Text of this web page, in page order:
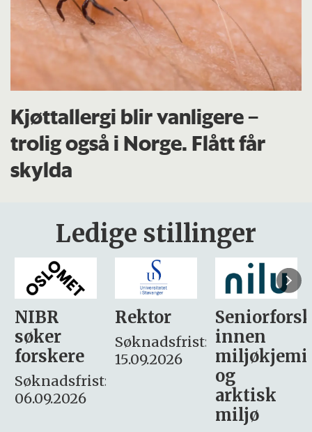
Kjøttallergi blir vanligere –
trolig også i Norge. Flått får
skylda
Ledige stillinger
Rektor
Søknadsfrist:
15.09.2026
Seniorforsker
innen
miljøkjemi
søker
– fast
Søknadsfrist:
16. august.